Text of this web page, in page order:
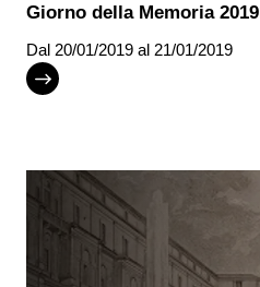
Giorno della Memoria 2019
Dal 20/01/2019 al 21/01/2019